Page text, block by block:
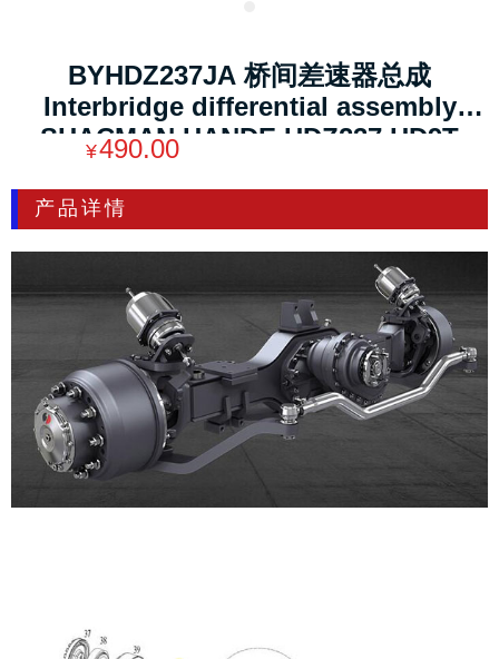
BYHDZ237JA 桥间差速器总成
Interbridge differential assembly
SHACMAN HANDE HDZ237 HD9T
¥490.00
产品详情